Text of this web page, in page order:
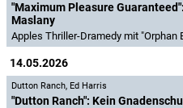
"Maximum Pleasure
Maslany
Apples Thriller-Dramedy mit
14.05.2026
Dutton Ranch, Ed Harris
"Dutton Ranch": Kein